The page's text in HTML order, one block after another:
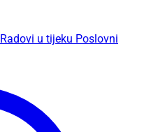
Radovi u tijeku Poslovni